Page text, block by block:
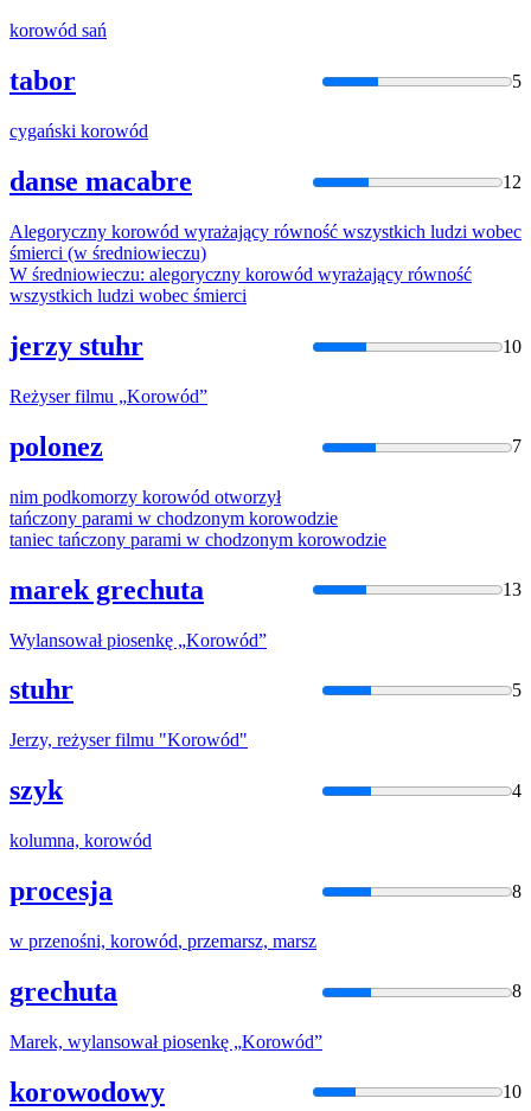
korowód sań
tabor 5
cygański korowód
danse macabre 12
Alegoryczny korowód wyrażający równość wszystkich ludzi wobec
śmierci (w średniowieczu)
W średniowieczu: alegoryczny korowód wyrażający równość
wszystkich ludzi wobec śmierci
jerzy stuhr 10
Reżyser filmu „Korowód”
polonez 7
nim podkomorzy korowód otworzył
tańczony parami w chodzonym korowodzie
taniec tańczony parami w chodzonym korowodzie
marek grechuta 13
Wylansował piosenkę „Korowód”
stuhr 5
Jerzy, reżyser filmu "Korowód"
szyk 4
kolumna, korowód
procesja 8
w przenośni, korowód, przemarsz, marsz
grechuta 8
Marek, wylansował piosenkę „Korowód”
korowodowy 10